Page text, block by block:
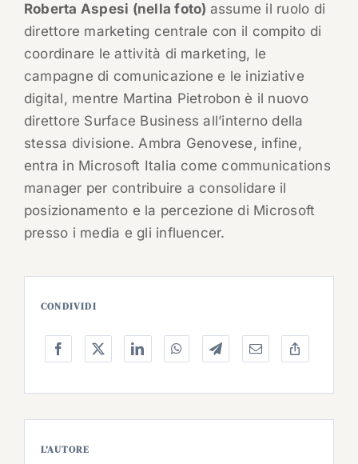
Roberta Aspesi (nella foto) assume il ruolo di
direttore marketing centrale con il compito di
coordinare le attività di marketing, le
campagne di comunicazione e le iniziative
digital, mentre Martina Pietrobon è il nuovo
direttore Surface Business all’interno della
stessa divisione. Ambra Genovese, infine,
entra in Microsoft Italia come communications
manager per contribuire a consolidare il
posizionamento e la percezione di Microsoft
presso i media e gli influencer.
CONDIVIDI
L’AUTORE